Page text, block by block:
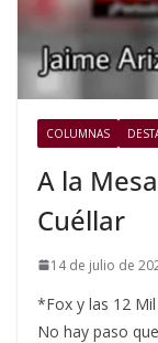
COLUMNAS
A la
Cuéllar
14 de julio de
*Fox y las 12
No hay paso